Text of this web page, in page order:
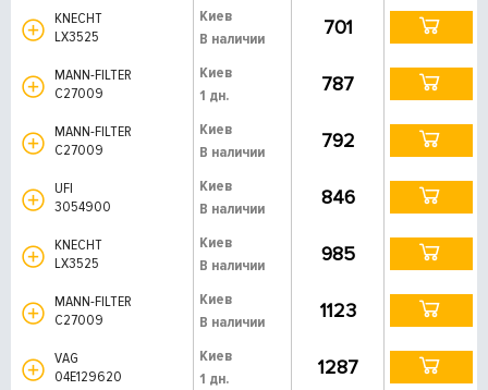
KNECHT
LX3525
Киев
В наличии
701
MANN-FILTER
C27009
Киев
1 дн.
787
MANN-FILTER
C27009
Киев
В наличии
792
UFI
3054900
Киев
В наличии
846
KNECHT
LX3525
Киев
В наличии
985
MANN-FILTER
C27009
Киев
В наличии
1123
VAG
04E129620
Киев
1 дн.
1287